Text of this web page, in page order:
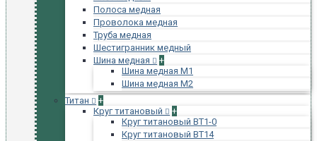
Полоса медная
Проволока медная
Труба медная
Шестигранник медный
Шина медная
+
Шина медная М1
Шина медная М2
Титан
+
Круг титановый
+
Круг титановый ВТ1-0
Круг титановый ВТ14